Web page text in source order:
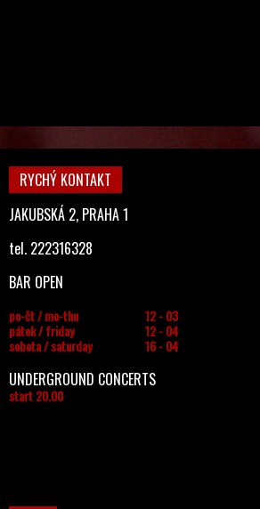
RYCHÝ KONTAKT
JAKUBSKÁ 2, PRAHA 1
tel. 222316328
BAR OPEN
po-čt / mo-thu
12 - 03
pátek / friday
12 - 04
sobota / saturday
16 - 04
UNDERGROUND CONCERTS
start 20.00